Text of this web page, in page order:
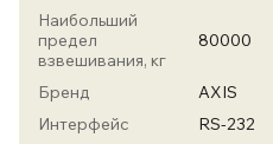
Наибольший
предел
взвешивания, кг
80000
Бренд
AXIS
Интерфейс
RS-232